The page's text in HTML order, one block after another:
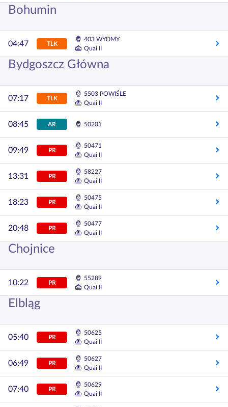
Bohumin
04:47 TLK
403 WYDMY
Quai II
Bydgoszcz Główna
07:17 TLK
5503 POWIŚLE
Quai II
08:45 AR 50201
09:49 PR
50471
Quai II
13:31 PR
58227
Quai II
18:23 PR
50475
Quai II
20:48 PR
50477
Quai II
Chojnice
10:22 PR
55289
Quai II
Elbląg
05:40 PR
50625
Quai II
06:49 PR
50627
Quai II
07:40 PR
50629
Quai II